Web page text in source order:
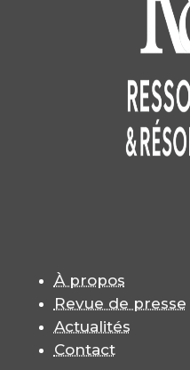
À propos
Revue de presse
Actualités
Contact